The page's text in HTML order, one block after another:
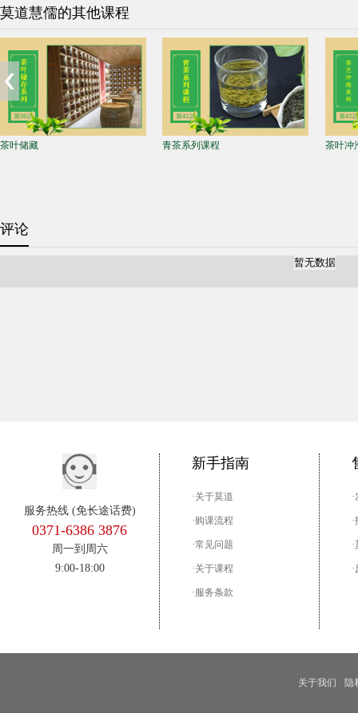
莫道慧儒的其他课程
茶叶储藏 青茶系列课程 茶叶冲
评论
暂无数据
服务热线 (免长途话费)
0371-6386 3876
周一到周六
9:00-18:00
新手指南
·关于莫道
·购课流程
·常见问题
·关于课程
·服务条款
关于我们 隐